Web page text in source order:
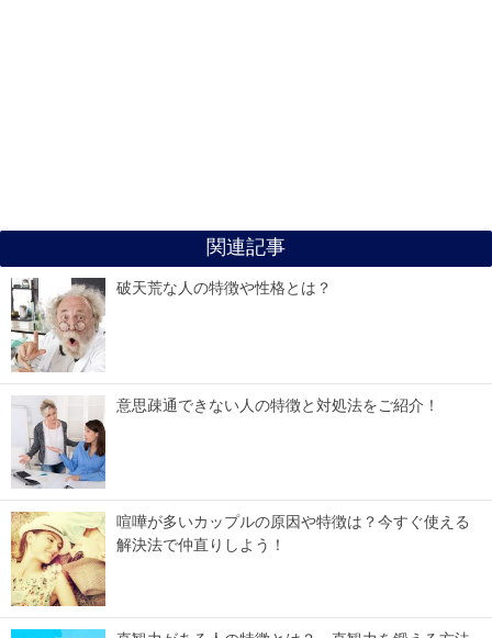
関連記事
破天荒な人の特徴や性格とは？
意思疎通できない人の特徴と対処法をご紹介！
喧嘩が多いカップルの原因や特徴は？今すぐ使える
解決法で仲直りしよう！